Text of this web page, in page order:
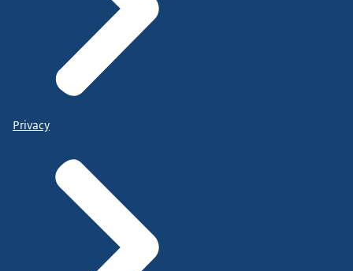
Privacy